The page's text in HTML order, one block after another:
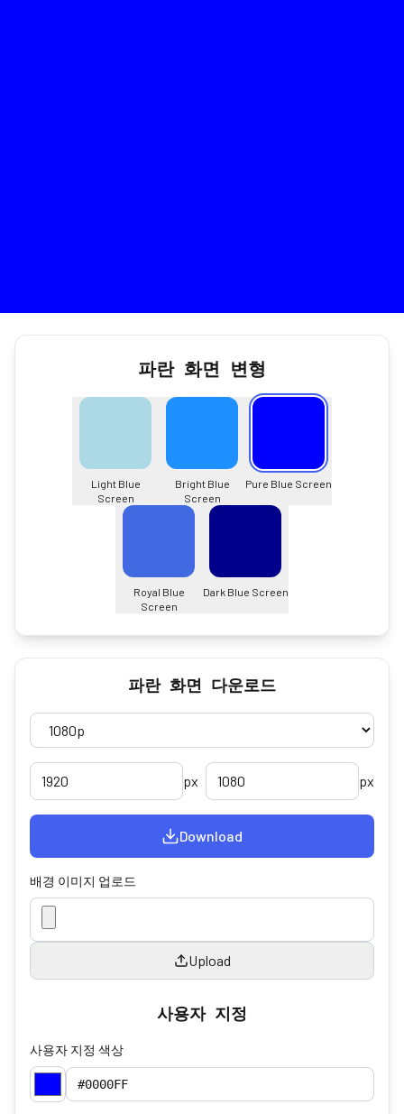
파란 화면 변형
Light Blue
Screen
Bright Blue
Screen
Pure Blue Screen
Royal Blue
Screen
Dark Blue Screen
파란 화면 다운로드
px px
Download
배경 이미지 업로드
Upload
사용자 지정
사용자 지정 색상